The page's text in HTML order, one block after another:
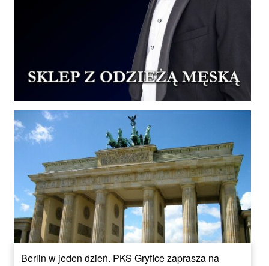
Berlin w jeden dzień. PKS Gryfice zaprasza na